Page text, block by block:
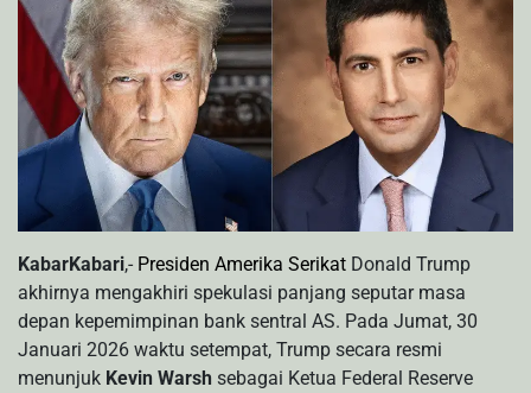
KabarKabari,- Presiden Amerika Serikat Donald Trump
akhirnya mengakhiri spekulasi panjang seputar masa
depan kepemimpinan bank sentral AS. Pada Jumat, 30
Januari 2026 waktu setempat, Trump secara resmi
menunjuk Kevin Warsh sebagai Ketua Federal Reserve